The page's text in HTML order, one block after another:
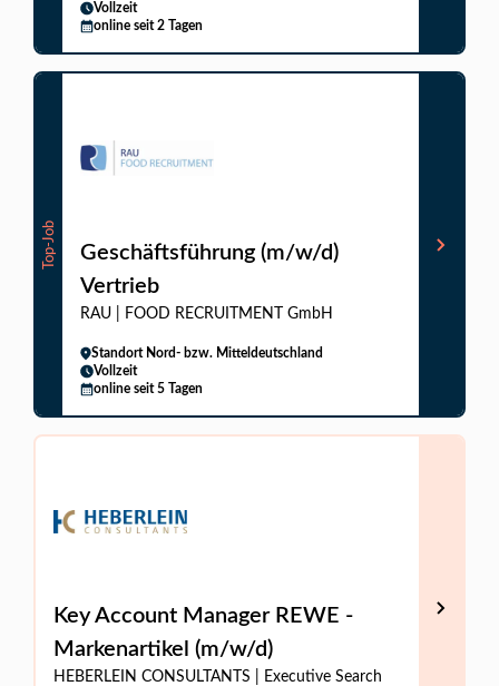
Vollzeit
online seit 2 Tagen
Top-Job
Geschäftsführung (m/w/d)
Vertrieb
RAU | FOOD RECRUITMENT GmbH
Standort Nord- bzw. Mitteldeutschland
Vollzeit
online seit 5 Tagen
Key Account Manager REWE -
Markenartikel (m/w/d)
HEBERLEIN CONSULTANTS | Executive Search